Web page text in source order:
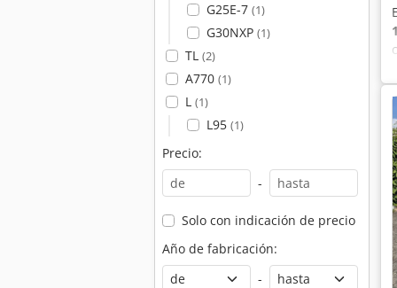
G25E-7 (1)
G30NXP (1)
TL (2)
A770 (1)
L (1)
L95 (1)
Precio:
-
Solo con indicación de precio
Año de fabricación:
-